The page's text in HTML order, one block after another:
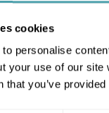
cookies
personalise
your use of our
that you’ve
Log in als